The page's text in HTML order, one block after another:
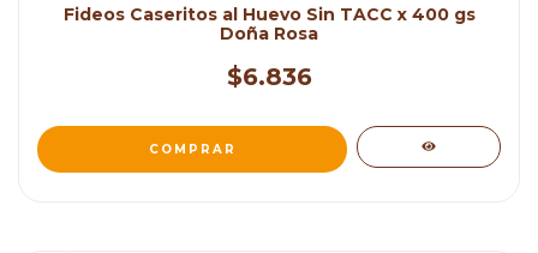
Fideos Caseritos al Huevo Sin TACC x 400 gs
Doña Rosa
$6.836